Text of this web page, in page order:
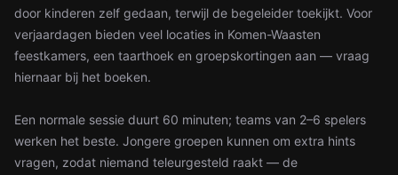
door kinderen zelf gedaan, terwijl de begeleider toekijkt. Voor
verjaardagen bieden veel locaties in Komen-Waasten
feestkamers, een taarthoek en groepskortingen aan — vraag
hiernaar bij het boeken.
Een normale sessie duurt 60 minuten; teams van 2–6 spelers
werken het beste. Jongere groepen kunnen om extra hints
vragen, zodat niemand teleurgesteld raakt — de